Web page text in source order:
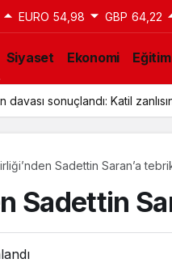
EURO 54,98 GBP 64,22
Siyaset Ekonomi Eğitim
davası sonuçlandı: Katil
Sadettin Saran’a
Sadettin